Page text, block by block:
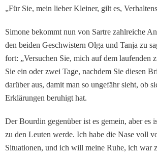
„Für Sie, mein lieber Kleiner, gilt es,
Simone bekommt nun von Sartre zahlreiche
den beiden Geschwistern Olga und Tanja zu
fort: „Versuchen Sie, mich auf dem laufenden
Sie ein oder zwei Tage, nach­dem Sie diesen
darüber aus, damit man so ungefähr sieht, ob
Erklärungen be­ruhigt hat.
Der Bourdin ge­genüber ist es gemein, aber es
zu den Leuten werde. Ich habe die Nase voll
Situa­tionen, und ich will meine Ruhe, ich war